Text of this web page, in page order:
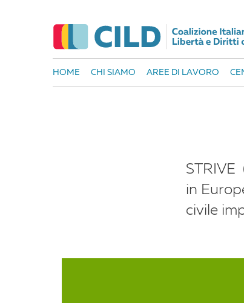
HOME CHI SIAMO AREE DI LAVORO
STRIVE
in
civile